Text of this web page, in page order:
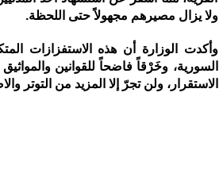
ولا يزال مصيرهم مجهولاً حتى اللحظة.
وأكدت الوزارة أن هذه الاستفزازات
السورية، وخَرْقاً فاضحاً للقوانين
الاستقرار، ولن تجرّ إلا المزيد من التوتر